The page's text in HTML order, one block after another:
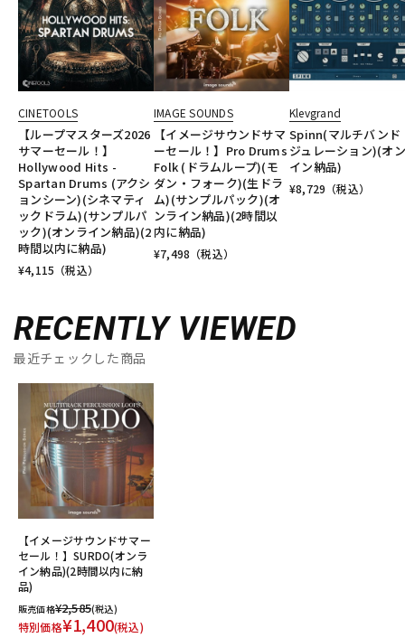
CINETOOLS
【ループマスターズ2026
サマーセール！】
Hollywood Hits -
Spartan Drums (アクシ
ョンシーン)(シネマティ
ックドラム)(サンプルパ
ック)(オンライン納品)(2
時間以内に納品)
¥4,115 （税込）
IMAGE SOUNDS
【イメージサウンドサマ
ーセール！】Pro Drums
Folk (ドラムループ)(モ
ダン・フォーク)(生ドラ
ム)(サンプルパック)(オ
ンライン納品)(2時間以
内に納品)
¥7,498 （税込）
Klevgrand
Spinn(マルチバンド
ジュレーション)(オ
イン納品)
¥8,729 （税込）
RECENTLY VIEWED
最近チェックした商品
【イメージサウンドサマー
セール！】SURDO(オンラ
イン納品)(2時間以内に納
品)
販売価格¥2,585(税込)
特別価格¥1,400(税込)